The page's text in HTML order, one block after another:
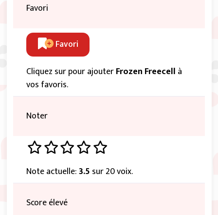
Favori
Favori
Cliquez sur pour ajouterFrozen Freecell à
vos favoris.
Noter
Note actuelle:3.5 sur 20 voix.
Score élevé